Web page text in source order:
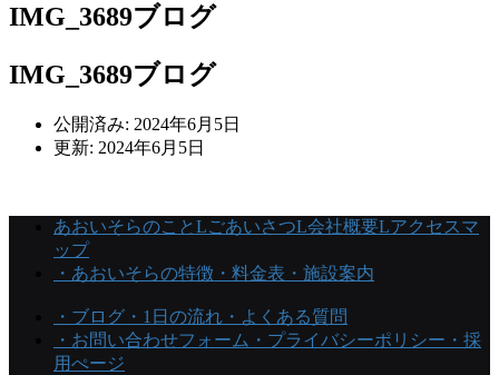
IMG_3689ブログ
IMG_3689ブログ
公開済み: 2024年6月5日
更新: 2024年6月5日
あおいそらのことLごあいさつL会社概要Lアクセスマ
ップ
・あおいそらの特徴 ・料金表 ・施設案内
・ブログ ・1日の流れ ・よくある質問
・お問い合わせフォーム ・プライバシーポリシー ・採
用ぺージ